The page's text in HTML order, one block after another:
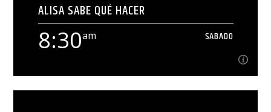
[...]
Ver Más
ALISA SABE QUÉ HACER
8:30am SABADO
8:30am SABADO